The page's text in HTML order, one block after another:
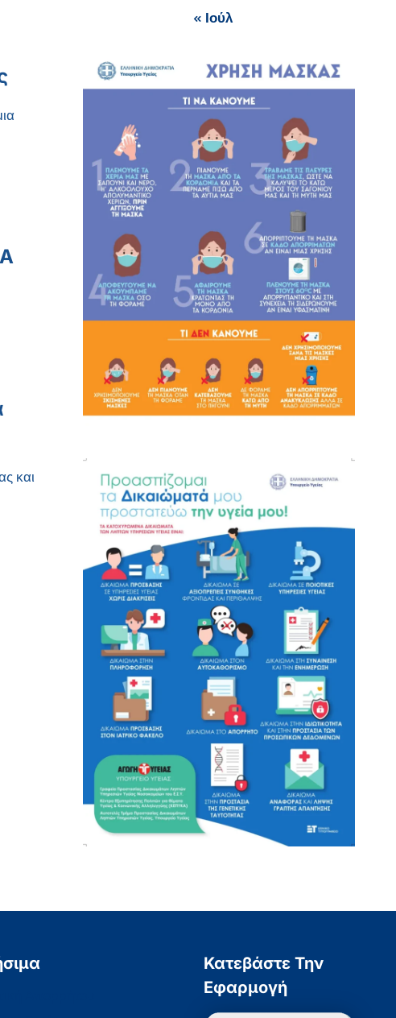
και
« Ιούλ
Κατεβάστε Την
Εφαρμογή